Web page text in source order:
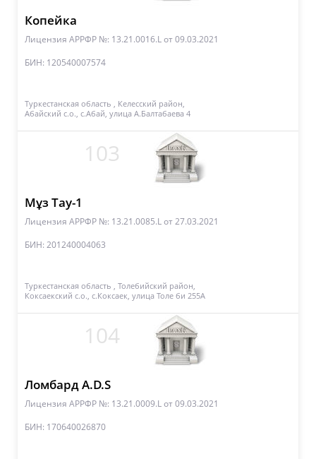
Копейка
Лицензия АРРФР №: 13.21.0016.Lот 09.03.2021
БИН: 120540007574
Туркестанская область , Келесский район,
Абайский с.о., с.Абай, улица А.Балтабаева 4
103
Мұз Тау-1
Лицензия АРРФР №: 13.21.0085.Lот 27.03.2021
БИН: 201240004063
Туркестанская область , Толебийский район,
Коксаекский с.о., с.Коксаек, улица Толе би 255А
104
Ломбард A.D.S
Лицензия АРРФР №: 13.21.0009.Lот 09.03.2021
БИН: 170640026870